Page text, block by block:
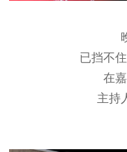
已挡不
在
主持